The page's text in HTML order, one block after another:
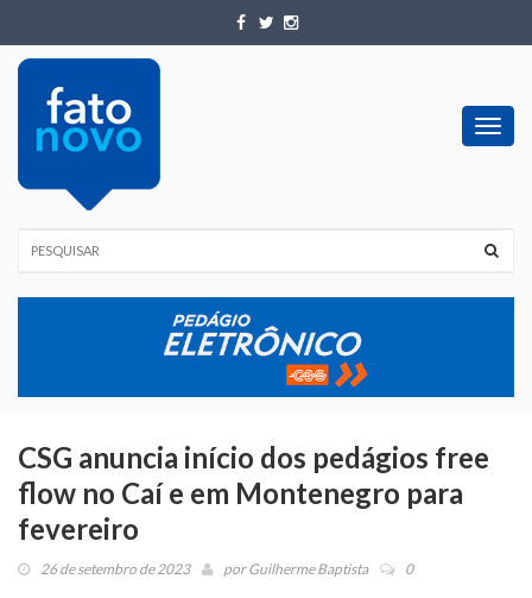
CSG anuncia início dos pedágios free
flow no Caí e em Montenegro para
fevereiro
26 de setembro de 2023 porGuilherme Baptista 0